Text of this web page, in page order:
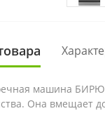
машина
Она вмещает